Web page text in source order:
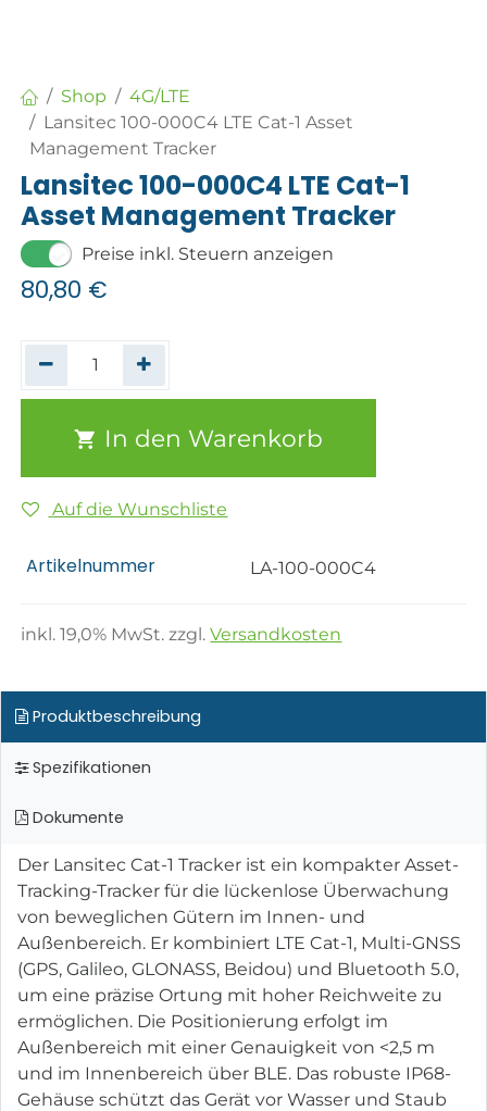
Shop
4G/LTE
Lansitec 100-000C4 LTE Cat-1 Asset
Management Tracker
Lansitec 100-000C4 LTE Cat-1
Asset Management Tracker
Preise inkl. Steuern anzeigen
80,80 €
In den Warenkorb
Auf die Wunschliste
Artikelnummer LA-100-000C4
inkl.19,0% MwSt. zzgl.Versandkosten
Produktbeschreibung
Spezifikationen
Dokumente
Der Lansitec Cat-1 Tracker ist ein kompakter Asset-
Tracking-Tracker für die lückenlose Überwachung
von beweglichen Gütern im Innen- und
Außenbereich. Er kombiniert LTE Cat-1, Multi-GNSS
(GPS, Galileo, GLONASS, Beidou) und Bluetooth 5.0,
um eine präzise Ortung mit hoher Reichweite zu
ermöglichen. Die Positionierung erfolgt im
Außenbereich mit einer Genauigkeit von <2,5 m
und im Innenbereich über BLE. Das robuste IP68-
Gehäuse schützt das Gerät vor Wasser und Staub